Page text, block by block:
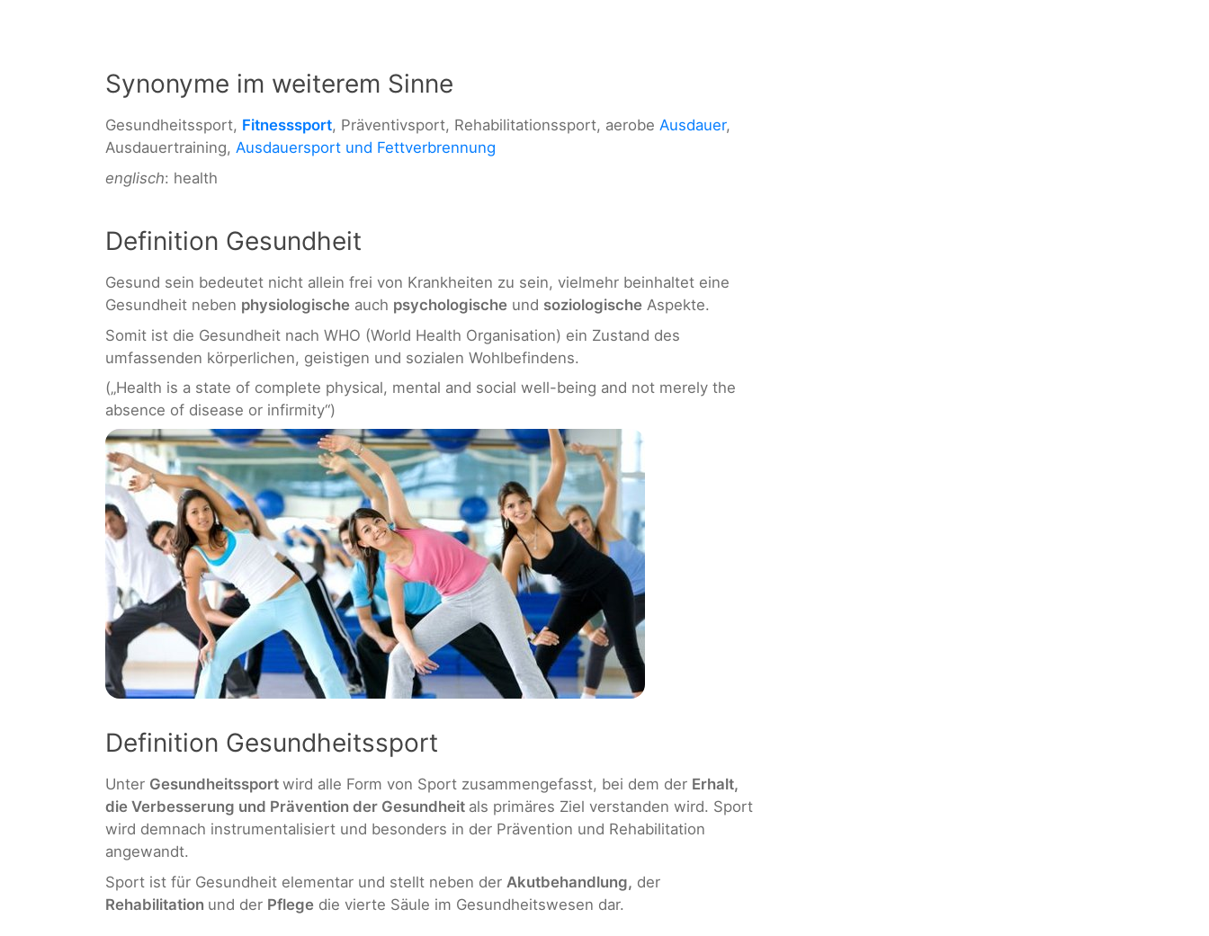
Synonyme im weiterem Sinne
Gesundheitssport, Fitnesssport, Präventivsport, Rehabilitationssport, aerobe Ausdauer,
Ausdauertraining, Ausdauersport und Fettverbrennung
englisch: health
Definition Gesundheit
Gesund sein bedeutet nicht allein frei von Krankheiten zu sein, vielmehr beinhaltet eine
Gesundheit neben physiologische auch psychologische und soziologische Aspekte.
Somit ist die Gesundheit nach WHO (World Health Organisation) ein Zustand des
umfassenden körperlichen, geistigen und sozialen Wohlbefindens.
(„Health is a state of complete physical, mental and social well-being and not merely the
absence of disease or infirmity“)
Definition Gesundheitssport
Unter Gesundheitssport wird alle Form von Sport zusammengefasst, bei dem der Erhalt,
die Verbesserung und Prävention der Gesundheit als primäres Ziel verstanden wird. Sport
wird demnach instrumentalisiert und besonders in der Prävention und Rehabilitation
angewandt.
Sport ist für Gesundheit elementar und stellt neben der Akutbehandlung, der
Rehabilitation und der Pflege die vierte Säule im Gesundheitswesen dar.